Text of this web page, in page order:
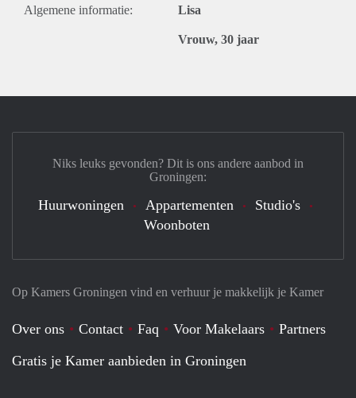
Algemene informatie: Lisa
Vrouw, 30 jaar
Op Kamers Groningen vind en verhuur je makkelijk je Kamer
Over ons Contact Faq Voor Makelaars
Partners
Gratis je Kamer aanbieden in Groningen
Niks leuks gevonden? Dit is ons andere aanbod in
Groningen:
Huurwoningen Appartementen
Studio's
Woonboten